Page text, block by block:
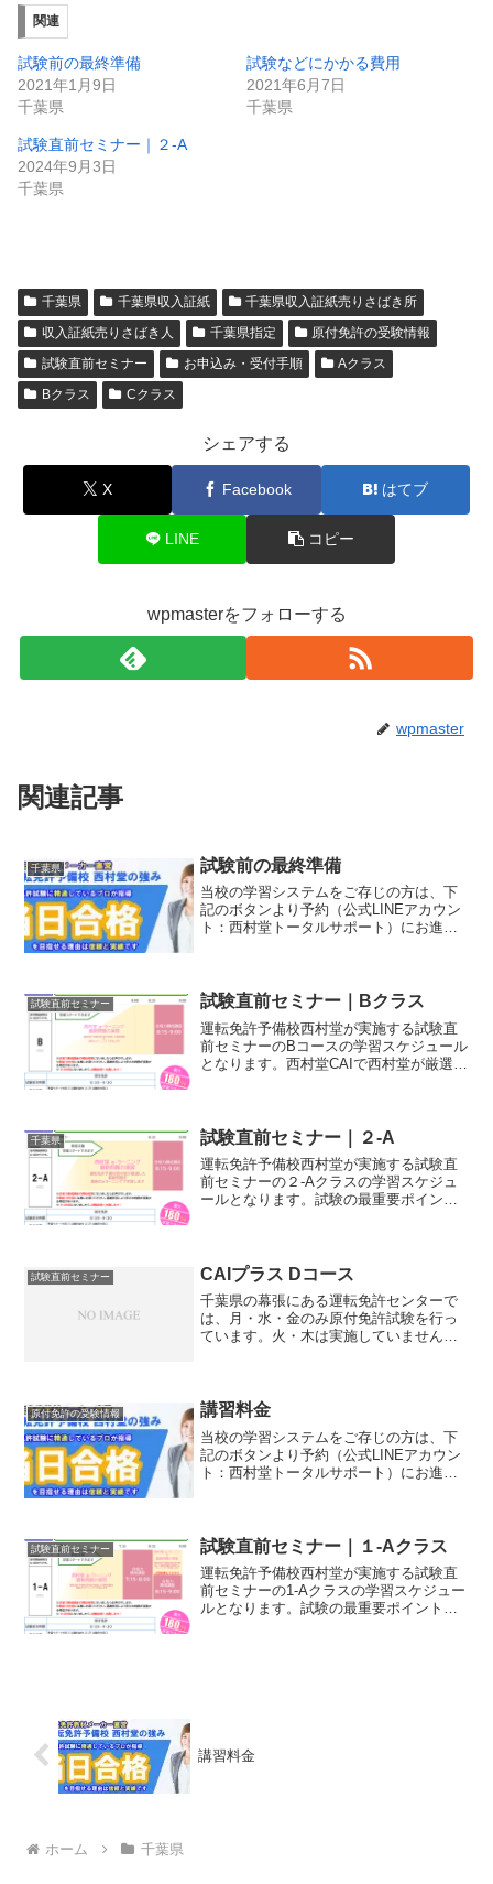
関連
試験前の最終準備
2021年1月9日
千葉県
試験などにかかる費用
2021年6月7日
千葉県
試験直前セミナー｜２-A
2024年9月3日
千葉県
千葉県 千葉県収入証紙
千葉県収入証紙売りさばき所
収入証紙売りさばき人
千葉県指定
原付免許の受験情報
試験直前セミナー
お申込み・受付手順
Aクラス
Bクラス
Cクラス
シェアする
X Facebook はてブ
LINE コピー
wpmasterをフォローする
wpmaster
関連記事
千葉県 試験前の最終準備
当校の学習システムをご存じの方は、下
記のボタンより予約（公式LINEアカウン
ト：西村堂トータルサポート）にお進み
は受験できる？...
試験直前セミナー 試験直前セミナー｜Bクラス
運転免許予備校西村堂が実施する試験直
前セミナーのBコースの学習スケジュール
となります。西村堂CAIで西村堂が厳選し
の再確認ができるため１回の受講で合格
される受講生が１番多いコースとなりま
す
千葉県 試験直前セミナー｜２-A
運転免許予備校西村堂が実施する試験直
前セミナーの２-Aクラスの学習スケジュ
ールとなります。試験の最重要ポイント
が一番多いコースとなります
試験直前セミナー CAIプラス Dコース
千葉県の幕張にある運転免許センターで
は、月・水・金のみ原付免許試験を行っ
ています。火・木は実施していません
山受験対策として受講することができま
す
原付免許の受験情報 講習料金
当校の学習システムをご存じの方は、下
記のボタンより予約（公式LINEアカウン
ト：西村堂トータルサポート）にお進み
ださい講習料...
試験直前セミナー 試験直前セミナー｜１-Aクラス
運転免許予備校西村堂が実施する試験直
前セミナーの1-Aクラスの学習スケジュー
ルとなります。試験の最重要ポイントを
講習料金
ホーム 千葉県